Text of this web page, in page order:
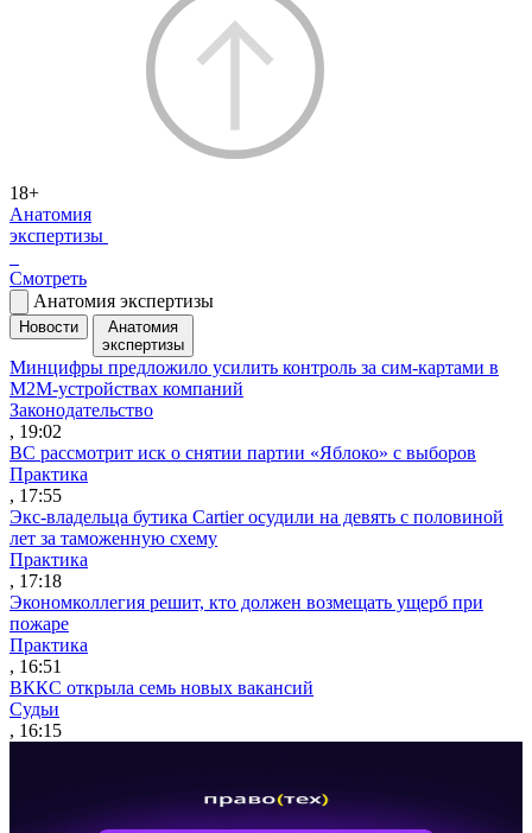
18+
Анатомия
экспертизы
Смотреть
Анатомия экспертизы
Новости
Анатомия
экспертизы
Минцифры предложило усилить контроль за сим-картами в
M2M-устройствах компаний
Законодательство
, 19:02
ВС рассмотрит иск о снятии партии «Яблоко» с выборов
Практика
, 17:55
Экс-владельца бутика Cartier осудили на девять с половиной
лет за таможенную схему
Практика
, 17:18
Экономколлегия решит, кто должен возмещать ущерб при
пожаре
Практика
, 16:51
ВККС открыла семь новых вакансий
Судьи
, 16:15